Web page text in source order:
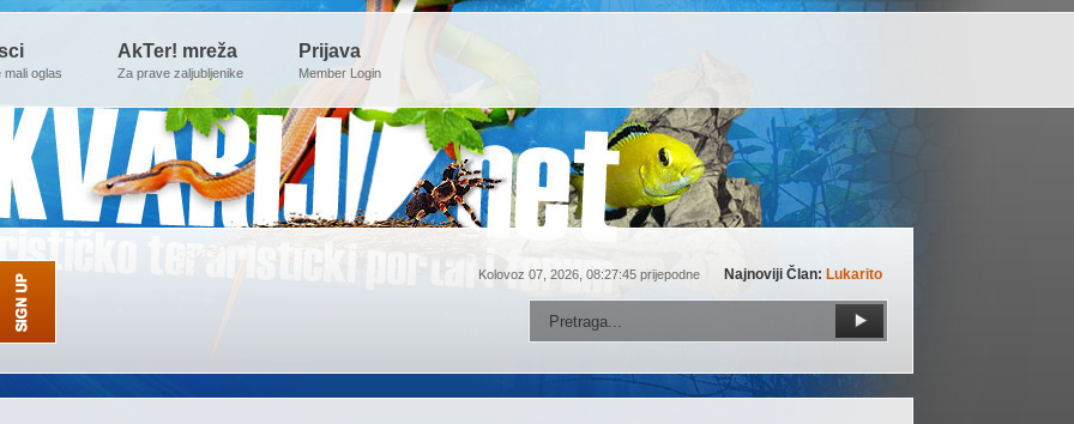
mali oglas
AkTer! mreža
Za prave zaljubljenike
Prijava
Member Login
Kolovoz 07, 2026, 08:27:45 prijepodne Najnoviji Član: Lukarito